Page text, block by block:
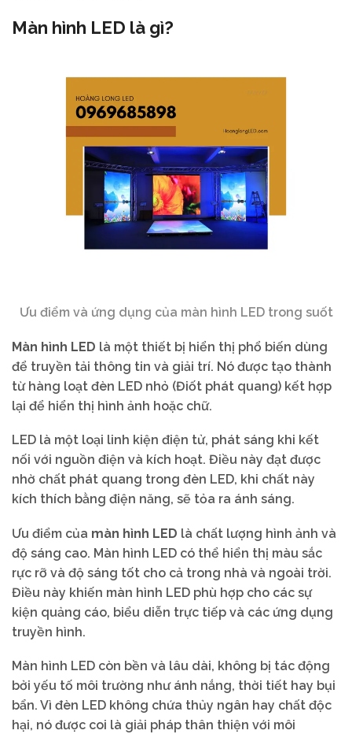
Màn hình LED là gì?
Ưu điểm và ứng dụng của màn hình LED trong suốt
Màn hình LED là một thiết bị hiển thị phổ biến dùng
để truyền tải thông tin và giải trí. Nó được tạo thành
từ hàng loạt đèn LED nhỏ (Điốt phát quang) kết hợp
lại để hiển thị hình ảnh hoặc chữ.
LED là một loại linh kiện điện tử, phát sáng khi kết
nối với nguồn điện và kích hoạt. Điều này đạt được
nhờ chất phát quang trong đèn LED, khi chất này
kích thích bằng điện năng, sẽ tỏa ra ánh sáng.
Ưu điểm của màn hình LED là chất lượng hình ảnh và
độ sáng cao. Màn hình LED có thể hiển thị màu sắc
rực rỡ và độ sáng tốt cho cả trong nhà và ngoài trời.
Điều này khiến màn hình LED phù hợp cho các sự
kiện quảng cáo, biểu diễn trực tiếp và các ứng dụng
truyền hình.
Màn hình LED còn bền và lâu dài, không bị tác động
bởi yếu tố môi trường như ánh nắng, thời tiết hay bụi
bẩn. Vì đèn LED không chứa thủy ngân hay chất độc
hại, nó được coi là giải pháp thân thiện với môi